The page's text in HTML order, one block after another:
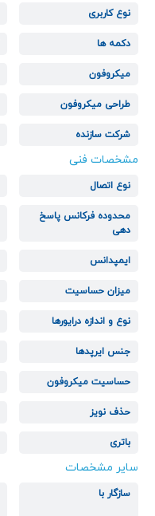
نوع کاربری
دکمه ها
میکروفون
طراحی میکروفون
شرکت سازنده
مشخصات فنی
نوع اتصال
محدوده فرکانس پاسخ
دهی
ایمپدانس
میزان حساسیت
نوع و اندازه درایورها
جنس ایرپدها
حساسیت میکروفون
حذف نویز
باتری
سایر مشخصات
سازگار با